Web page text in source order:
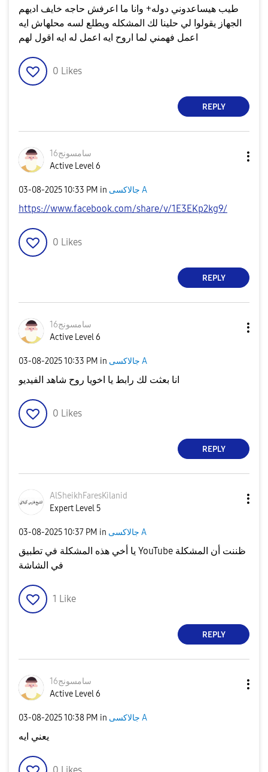
طيب هيساعدوني دوله+ وانا ما اعرفش حاجه خايف اديهم
الجهاز يقولوا لي حلينا لك المشكله ويطلع لسه محلهاش ايه
اعمل فهمني لما اروح ايه اعمل له ايه اقول لهم
0 Likes
REPLY
سامسونج16
Active Level 6
‎03-08-202510:33 PM in جالاكسى A
https://www.facebook.com/share/v/1E3EKp2kg9/
0 Likes
REPLY
سامسونج16
Active Level 6
‎03-08-202510:33 PM in جالاكسى A
انا بعثت لك رابط يا اخويا روح شاهد الفيديو
0 Likes
REPLY
AlSheikhFaresKilanid
Expert Level 5
‎03-08-202510:37 PM in جالاكسى A
يا أخي هذه المشكلة في تطبيق YouTube ظننت أن المشكلة
في الشاشة
1 Like
REPLY
سامسونج16
Active Level 6
‎03-08-202510:38 PM in جالاكسى A
يعني ايه